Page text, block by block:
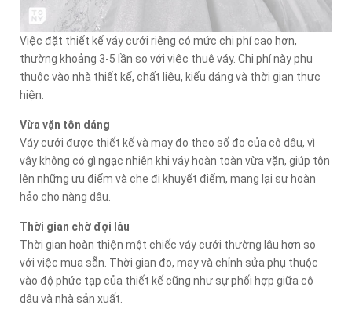
Việc đặt thiết kế váy cưới riêng có mức chi phí cao hơn,
thường khoảng 3-5 lần so với việc thuê váy. Chi phí này phụ
thuộc vào nhà thiết kế, chất liệu, kiểu dáng và thời gian thực
hiện.
Vừa vặn tôn dáng
Váy cưới được thiết kế và may đo theo số đo của cô dâu, vì
vậy không có gì ngạc nhiên khi váy hoàn toàn vừa vặn, giúp tôn
lên những ưu điểm và che đi khuyết điểm, mang lại sự hoàn
hảo cho nàng dâu.
Thời gian chờ đợi lâu
Thời gian hoàn thiện một chiếc váy cưới thường lâu hơn so
với việc mua sẵn. Thời gian đo, may và chỉnh sửa phụ thuộc
vào độ phức tạp của thiết kế cũng như sự phối hợp giữa cô
dâu và nhà sản xuất.